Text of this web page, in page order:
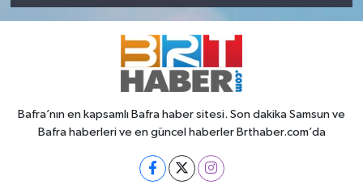
Bafra’nın en kapsamlı Bafra haber sitesi. Son dakika Samsun ve
Bafra haberleri ve en güncel haberler Brthaber.com’da